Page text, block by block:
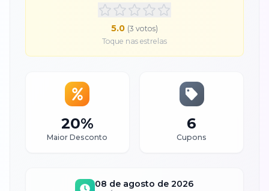
5.0 (3 votos)
Toque nas estrelas
20%
Maior Desconto
6
Cupons
08 de agosto de 2026